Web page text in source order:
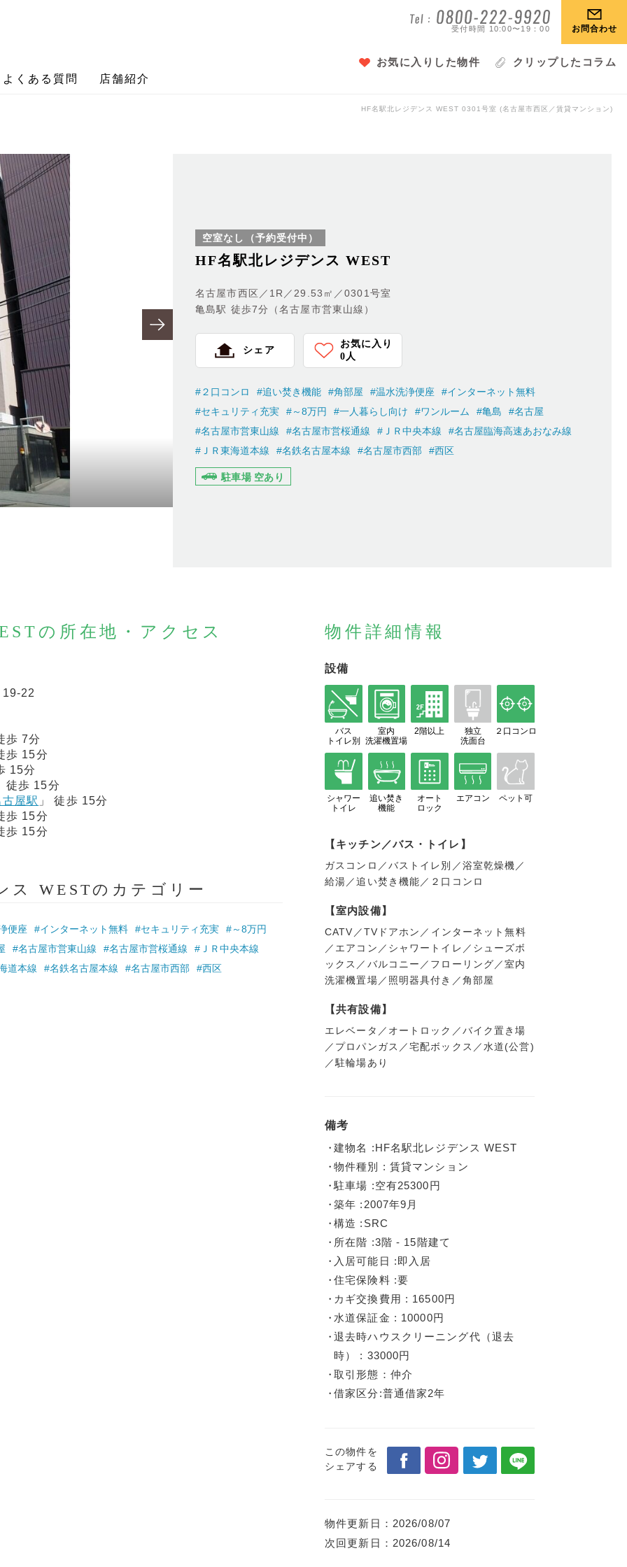
よくある質問 店舗紹介
受付時間 10:00〜19：00 お問合わせ
お気に入りした物件 クリップしたコラム
HF名駅北レジデンス WEST 0301号室 (名古屋市西区／賃貸マンション)
空室なし（予約受付中）
HF名駅北レジデンス WEST
名古屋市西区／1R／29.53㎡／0301号室
亀島駅 徒歩7分（名古屋市営東山線）
シェア
お気に入り
0 人
#２口コンロ #追い焚き機能 #角部屋 #温水洗浄便座
#インターネット無料
#セキュリティ充実
#～8万円 #一人暮らし向け #ワンルーム #亀島
#名古屋
#名古屋市営東山線
#名古屋市営桜通線 #ＪＲ中央本線
#名古屋臨海高速あおなみ線
#ＪＲ東海道本線
#名鉄名古屋本線 #名古屋市西部 #西区
駐車場 空あり
の所在地・アクセス
19-22
歩 7分
歩 15分
15分
徒歩 15分
古屋駅 」 徒歩 15分
歩 15分
歩 15分
ス WESTのカテゴリー
便座 #インターネット無料 #セキュリティ充実
#～8万円
#名古屋市営東山線 #名古屋市営桜通線
#ＪＲ中央本線
道本線
#名鉄名古屋本線 #名古屋市西部 #西区
物件詳細情報
設備
バス
トイレ別
室内
洗濯機置場
2階以上
独立
洗面台
２口コンロ
シャワー
トイレ
追い焚き
機能
オート
ロック
エアコン ペット可
【キッチン／バス・トイレ】
ガスコンロ／バストイレ別／浴室乾燥機／
給湯／追い焚き機能／２口コンロ
【室内設備】
CATV／TVドアホン／インターネット無料
／エアコン／シャワートイレ／シューズボ
ックス／バルコニー／フローリング／室内
洗濯機置場／照明器具付き／角部屋
【共有設備】
エレベータ／オートロック／バイク置き場
／プロパンガス／宅配ボックス／水道(公営)
／駐輪場あり
備考
建物名 :HF名駅北レジデンス WEST
物件種別 : 賃貸マンション
駐車場 :空有25300円
築年 :2007年9月
構造 :SRC
所在階 :3階 - 15階建て
入居可能日 :即入居
住宅保険料 :要
カギ交換費用 : 16500円
水道保証金 : 10000円
退去時ハウスクリーニング代（退去
時） : 33000円
取引形態：仲介
借家区分:普通借家2年
この物件を
シェアする
物件更新日： 2026/08/07
次回更新日： 2026/08/14